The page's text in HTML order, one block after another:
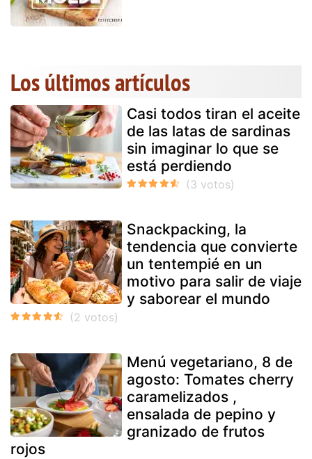
Los últimos artículos
Casi todos tiran el aceite
de las latas de sardinas
sin imaginar lo que se
está perdiendo
Snackpacking, la
tendencia que convierte
un tentempié en un
motivo para salir de viaje
y saborear el mundo
Menú vegetariano, 8 de
agosto: Tomates cherry
caramelizados ,
ensalada de pepino y
granizado de frutos
rojos